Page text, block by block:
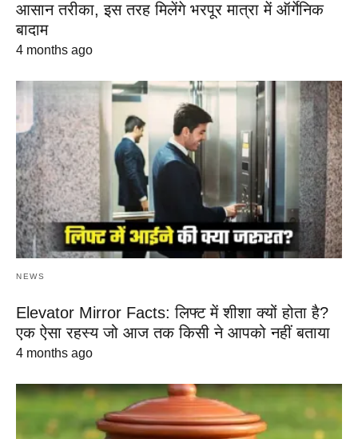
आसान तरीका, इस तरह मिलेंगे भरपूर मात्रा में ऑर्गेनिक
बादाम
4 months ago
NEWS
Elevator Mirror Facts: लिफ्ट में शीशा क्यों होता है?
एक ऐसा रहस्य जो आज तक किसी ने आपको नहीं बताया
4 months ago